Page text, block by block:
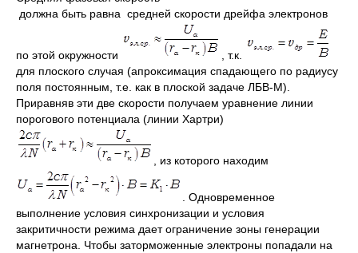
должна быть равна средней скорости дрейфа электронов
по этой окружности
, т.к.
для плоского случая (апроксимация спадающего по радиусу
поля постоянным, т.е. как в плоской задаче ЛБВ-М).
Приравняв эти две скорости получаем уравнение линии
порогового потенциала (линии Хартри)
, из которого находим
. Одновременное
выполнение условия синхронизации и условия
закритичности режима дает ограничение зоны генерации
магнетрона. Чтобы заторможенные электроны попадали на